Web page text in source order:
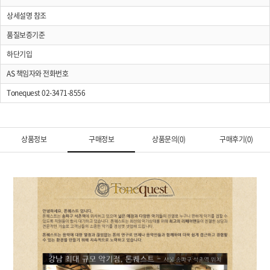
상세설명 참조
품질보증기준
하단기입
AS 책임자와 전화번호
Tonequest 02-3471-8556
상품정보 구매정보 상품문의(0) 구매후기(0)